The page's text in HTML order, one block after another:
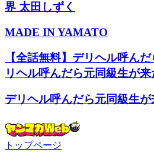
界 太田しずく
MADE IN YAMATO
【全話無料】デリヘル呼ん
リヘル呼んだら元同級生が来
デリヘル呼んだら元同級生が
トップページ